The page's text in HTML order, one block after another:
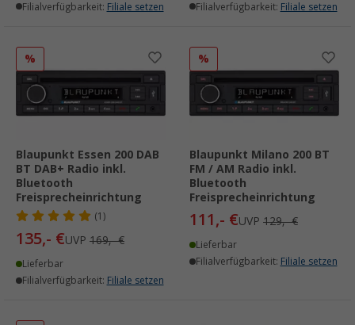
Filialverfügbarkeit: Filiale setzen
Filialverfügbarkeit: Filiale setzen
%
Blaupunkt Essen 200 DAB
BT DAB+ Radio inkl.
Bluetooth
Freisprecheinrichtung
(1)
135,- €UVP 169,- €
Lieferbar
Filialverfügbarkeit: Filiale setzen
%
Blaupunkt Milano 200 BT
FM / AM Radio inkl.
Bluetooth
Freisprecheinrichtung
111,- €UVP 129,- €
Lieferbar
Filialverfügbarkeit: Filiale setzen